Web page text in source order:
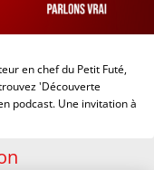
en chef du Petit Futé,
'Découverte
podcast. Une invitation à